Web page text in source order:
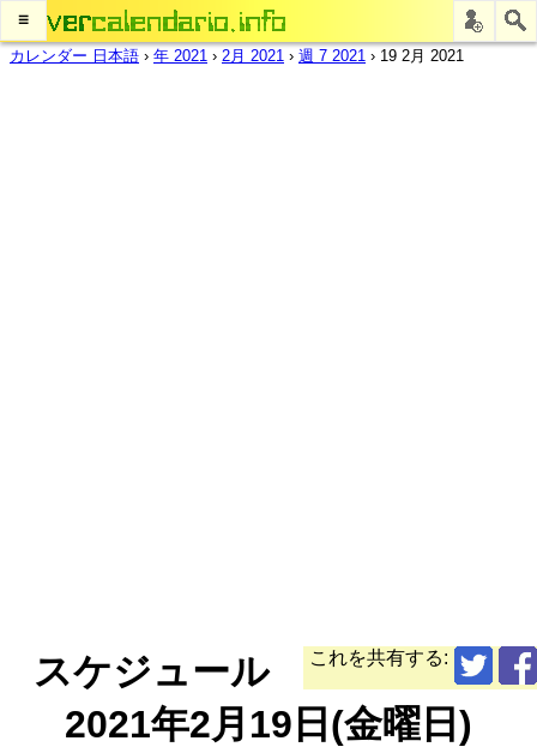
≡
カレンダー 日本語 › 年 2021 › 2月 2021 › 週 7 2021 › 19 2月 2021
これを共有する:
スケジュール
2021年2月19日(金曜日)